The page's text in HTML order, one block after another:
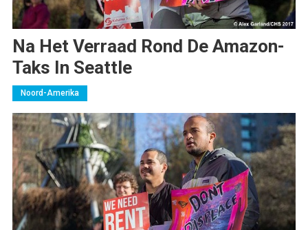
Na Het Verraad Rond De Amazon-
Taks In Seattle
Noord-Amerika